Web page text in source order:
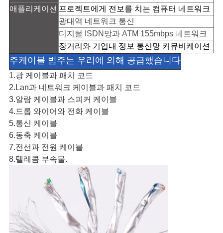
애플리케이션 프로젝트에게 전보를 치는 컴퓨터 네트워크
광대역 네트워크 통신
디지털 ISDN망과 ATM 155mbps 네트워크
장거리와 기업내 정보 통신망 커뮤비케이션
주케이블 범주는 우리에 의해 공급했습니다
1.광 케이블과 패치 코드
2.Lan과 네트워크 케이블과 패치 코드
3.알람 케이블과 스피커 케이블
4.드롭 와이어와 전화 케이블
5.통신 케이블
6.동축 케이블
7.전선과 전원 케이블
8.텔레콤 부속물.